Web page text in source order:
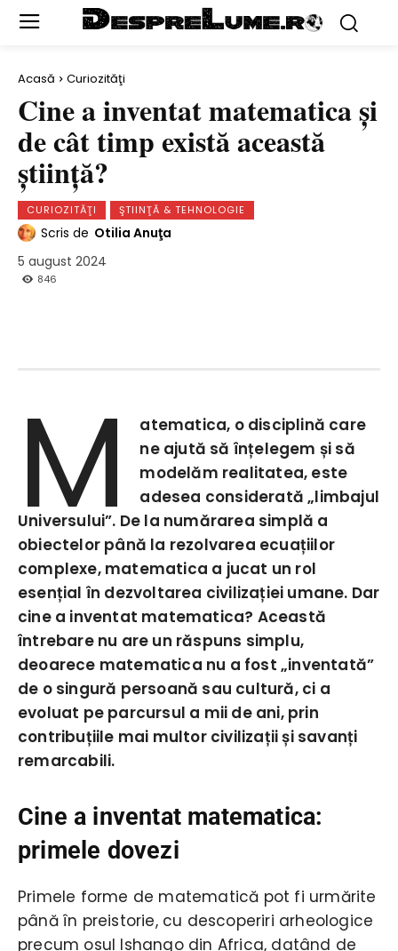
Acasă Curiozităţi
Cine a inventat matematica şi
de cât timp există această
ştiinţă?
CURIOZITĂŢI ŞTIINŢĂ & TEHNOLOGIE
Scris de Otilia Anuţa
5 august 2024
846
M
atematica, o disciplină care
ne ajută să înțelegem și să
modelăm realitatea, este
adesea considerată „limbajul
Universului”. De la numărarea simplă a
obiectelor până la rezolvarea ecuațiilor
complexe, matematica a jucat un rol
esențial în dezvoltarea civilizației umane. Dar
cine a inventat matematica? Această
întrebare nu are un răspuns simplu,
deoarece matematica nu a fost „inventată”
de o singură persoană sau cultură, ci a
evoluat pe parcursul a mii de ani, prin
contribuțiile mai multor civilizații și savanți
remarcabili.
Cine a inventat matematica:
primele dovezi
Primele forme de matematică pot fi urmărite
până în preistorie, cu descoperiri arheologice
precum osul Ishango din Africa, datând de